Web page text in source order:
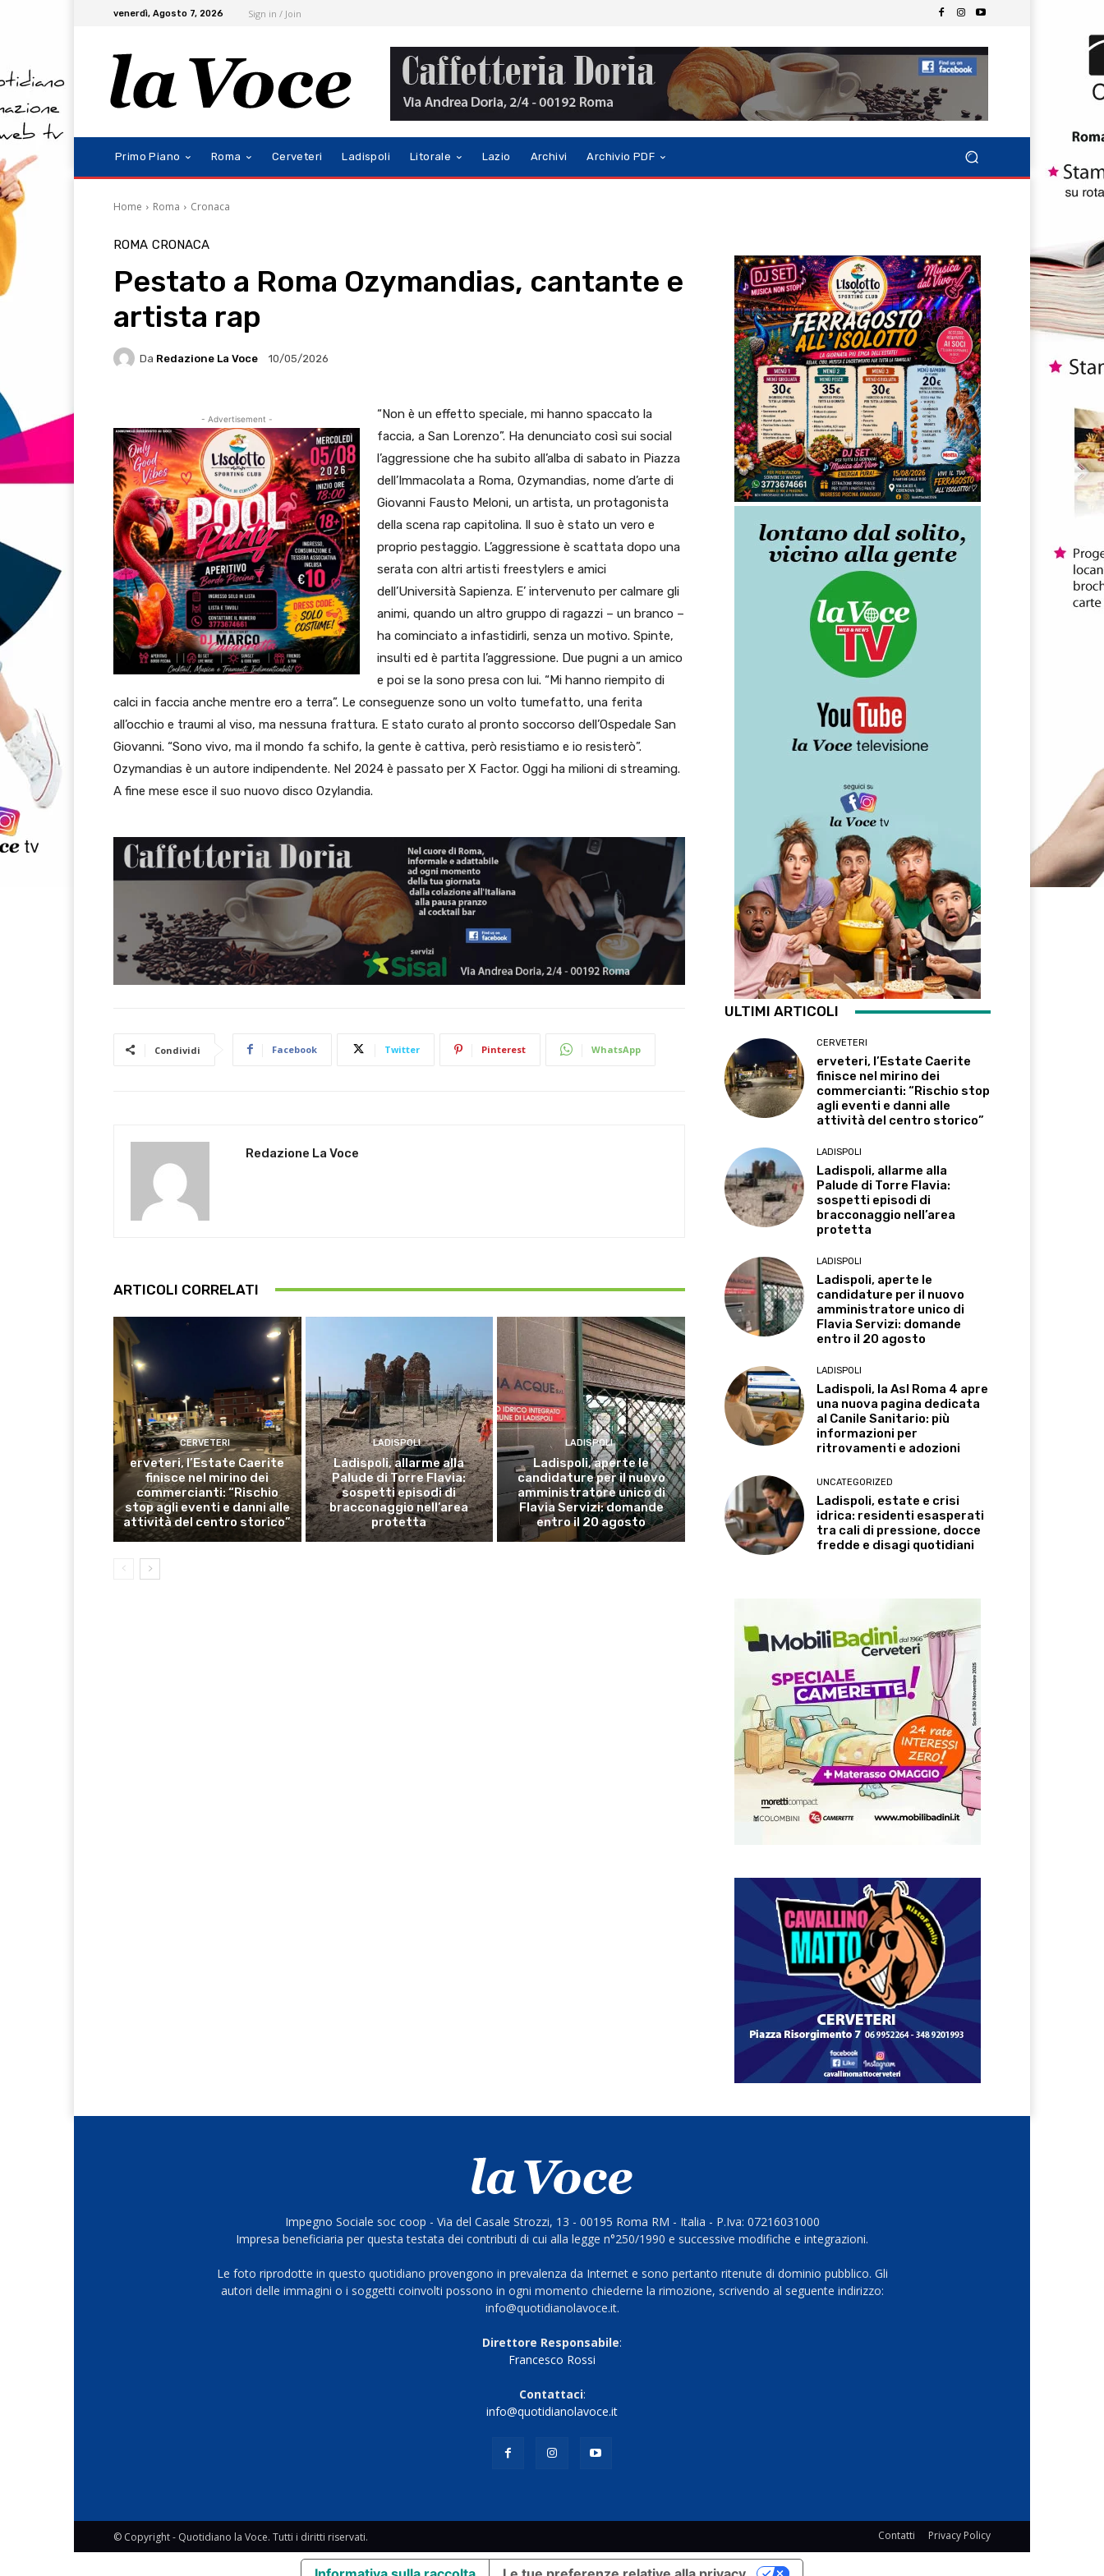
venerdì, Agosto 7, 2026 Sign in / Join
Primo Piano Roma Cerveteri Ladispoli Litorale Lazio Archivi Archivio PDF
Home Roma Cronaca
ROMA CRONACA
Pestato a Roma Ozymandias, cantante e
artista rap
Da Redazione La Voce 10/05/2026
- Advertisement -
“Non è un effetto speciale, mi hanno spaccato la
faccia, a San Lorenzo”. Ha denunciato così sui social
l’aggressione che ha subito all’alba di sabato in Piazza
dell’Immacolata a Roma, Ozymandias, nome d’arte di
Giovanni Fausto Meloni, un artista, un protagonista
della scena rap capitolina. Il suo è stato un vero e
proprio pestaggio. L’aggressione è scattata dopo una
serata con altri artisti freestylers e amici
dell’Università Sapienza. E’ intervenuto per calmare gli
animi, quando un altro gruppo di ragazzi – un branco –
ha cominciato a infastidirli, senza un motivo. Spinte,
insulti ed è partita l’aggressione. Due pugni a un amico
e poi se la sono presa con lui. “Mi hanno riempito di
calci in faccia anche mentre ero a terra”. Le conseguenze sono un volto tumefatto, una ferita
all’occhio e traumi al viso, ma nessuna frattura. E stato curato al pronto soccorso dell’Ospedale San
Giovanni. “Sono vivo, ma il mondo fa schifo, la gente è cattiva, però resistiamo e io resisterò”.
Ozymandias è un autore indipendente. Nel 2024 è passato per X Factor. Oggi ha milioni di streaming.
A fine mese esce il suo nuovo disco Ozylandia.
Condividi Facebook Twitter Pinterest WhatsApp
Redazione La Voce
ARTICOLI CORRELATI
CERVETERI
erveteri, l’Estate Caerite
finisce nel mirino dei
commercianti: “Rischio
stop agli eventi e danni alle
attività del centro storico”
LADISPOLI
Ladispoli, allarme alla
Palude di Torre Flavia:
sospetti episodi di
bracconaggio nell’area
protetta
LADISPOLI
Ladispoli, aperte le
candidature per il nuovo
amministratore unico di
Flavia Servizi: domande
entro il 20 agosto
ULTIMI ARTICOLI
CERVETERI
erveteri, l’Estate Caerite
finisce nel mirino dei
commercianti: “Rischio stop
agli eventi e danni alle
attività del centro storico”
LADISPOLI
Ladispoli, allarme alla
Palude di Torre Flavia:
sospetti episodi di
bracconaggio nell’area
protetta
LADISPOLI
Ladispoli, aperte le
candidature per il nuovo
amministratore unico di
Flavia Servizi: domande
entro il 20 agosto
LADISPOLI
Ladispoli, la Asl Roma 4 apre
una nuova pagina dedicata
al Canile Sanitario: più
informazioni per
ritrovamenti e adozioni
UNCATEGORIZED
Ladispoli, estate e crisi
idrica: residenti esasperati
tra cali di pressione, docce
fredde e disagi quotidiani
Impegno Sociale soc coop - Via del Casale Strozzi, 13 - 00195 Roma RM - Italia - P.Iva: 07216031000
Impresa beneficiaria per questa testata dei contributi di cui alla legge n°250/1990 e successive modifiche e integrazioni.
Le foto riprodotte in questo quotidiano provengono in prevalenza da Internet e sono pertanto ritenute di dominio pubblico. Gli
autori delle immagini o i soggetti coinvolti possono in ogni momento chiederne la rimozione, scrivendo al seguente indirizzo:
info@quotidianolavoce.it.
Direttore Responsabile:
Francesco Rossi
Contattaci:
info@quotidianolavoce.it
© Copyright - Quotidiano la Voce. Tutti i diritti riservati. Contatti Privacy Policy